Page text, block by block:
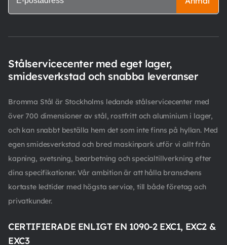
Stålservicecenter med eget lager,
smidesverkstad och snabba leveranser
Bromma Stål är Stockholms ledande stålservicecenter med
över 700 dimensioner av stål, rostfritt och aluminium i lager,
och kan snabbt beställa hem det som inte finns på hyllan. Med
egen smidesverkstad och bred maskinpark utför vi allt från
kapning, svetsning, bearbetning och specialtillverkning efter
dina specifikationer. Vår ambition är att hålla branschens
kortaste ledtider med högsta service, till både företag och
privatkunder.
CERTIFIERADE ENLIGT EN 1090-2 EXC1, EXC2 &
EXC3